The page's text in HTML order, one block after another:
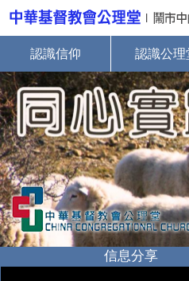
認識信仰 認識公理
信息分享